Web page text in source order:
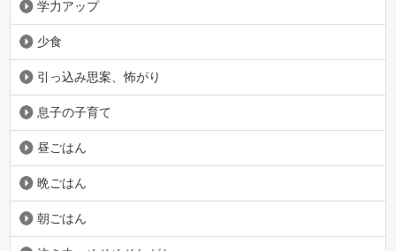
学力アップ
少食
引っ込み思案、怖がり
息子の子育て
昼ごはん
晩ごはん
朝ごはん